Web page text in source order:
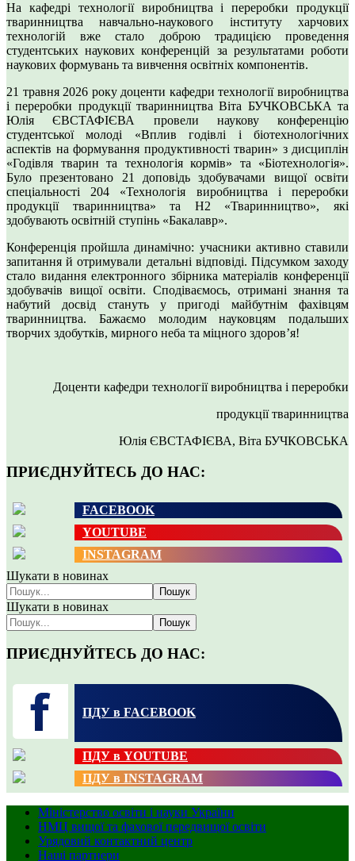
На кафедрі технології виробництва і переробки продукції
тваринництва навчально-наукового інституту харчових
технологій вже стало доброю традицією проведення
студентських наукових конференцій за результатами роботи
наукових формувань та вивчення освітніх компонентів.
21 травня 2026 року доценти кафедри технології виробництва
і переробки продукції тваринництва Віта БУЧКОВСЬКА та
Юлія ЄВСТАФІЄВА провели наукову конференцію
студентської молоді «Вплив годівлі і біотехнологічних
аспектів на формування продуктивності тварин» з дисциплін
«Годівля тварин та технологія кормів» та «Біотехнологія».
Було презентовано 21 доповідь здобувачами вищої освіти
спеціальності 204 «Технологія виробництва і переробки
продукції тваринництва» та Н2 «Тваринництво», які
здобувають освітній ступінь «Бакалавр».
Конференція пройшла динамічно: учасники активно ставили
запитання й отримували детальні відповіді. Підсумком заходу
стало видання електронного збірника матеріалів конференції
здобувачів вищої освіти. Сподіваємось, отримані знання та
набутий досвід стануть у пригоді майбутнім фахівцям
тваринництва. Бажаємо молодим науковцям подальших
творчих здобутків, мирного неба та міцного здоров’я!
Доценти кафедри технології виробництва і переробки
продукції тваринництва
Юлія ЄВСТАФІЄВА, Віта БУЧКОВСЬКА
ПРИЄДНУЙТЕСЬ ДО НАС:
FACEBOOK
YOUTUBE
INSTAGRAM
Шукати в новинах
Пошук
Шукати в новинах
Пошук
ПРИЄДНУЙТЕСЬ ДО НАС:
ПДУ в FACEBOOK
ПДУ в YOUTUBE
ПДУ в INSTAGRAM
Міністерство освіти і науки України
НМЦ вищої та фахової передвищої освіти
Урядовий контактний центр
Наші партнери